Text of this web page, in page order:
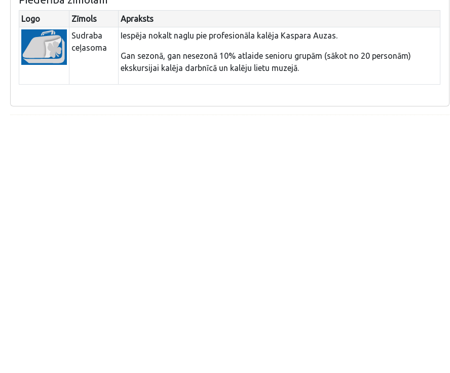
Logo Zīmols
Apraksts
Sudraba
ceļasoma
Iespēja nokalt naglu pie profesionāla kalēja Kaspara Auzas.
Gan sezonā, gan nesezonā 10% atlaide senioru grupām (sākot no 20 personām)
ekskursijai kalēja darbnīcā un kalēju lietu muzejā.